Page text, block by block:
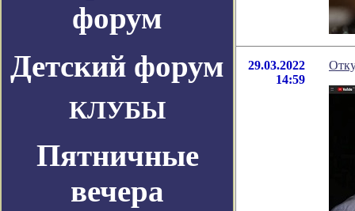
форум
Детский форум
КЛУБЫ
Пятничные
вечера
29.03.2022
14:59